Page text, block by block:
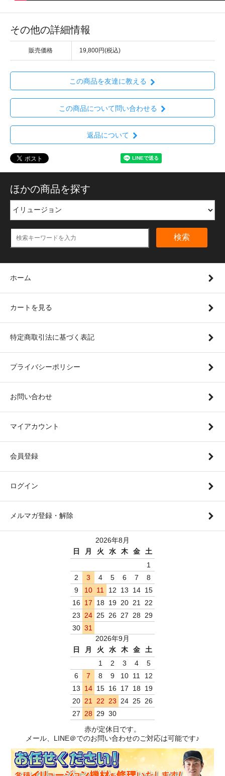
その他の詳細情報
販売価格 19,800円(税込)
この商品を友達に教える
この商品について問い合わせる
返品について
ほかの商品を探す
検索
ホーム
カートを見る
特定商取引法に基づく表記
プライバシーポリシー
お問い合わせ
マイアカウント
会員登録
ログイン
メルマガ登録・解除
2026年8月
日
月 火 水 木 金
土
1
2
3 4 5 6 7
8
9
10 11 12 13 14 15
16
17 18 19 20 21
22
23
24 25 26 27 28
29
30 31
2026年9月
日
月 火 水 木 金
土
1
2 3 4
5
6
7 8 9 10 11
12
13
14 15 16 17 18
19
20 21 22 23 24 25 26
27
28 29 30
赤が定休日です。
メール、LINE＠でのお問い合わせのご対応は可能です♪